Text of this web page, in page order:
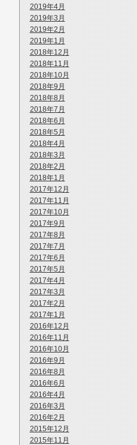
2019年4月
2019年3月
2019年2月
2019年1月
2018年12月
2018年11月
2018年10月
2018年9月
2018年8月
2018年7月
2018年6月
2018年5月
2018年4月
2018年3月
2018年2月
2018年1月
2017年12月
2017年11月
2017年10月
2017年9月
2017年8月
2017年7月
2017年6月
2017年5月
2017年4月
2017年3月
2017年2月
2017年1月
2016年12月
2016年11月
2016年10月
2016年9月
2016年8月
2016年6月
2016年4月
2016年3月
2016年2月
2015年12月
2015年11月